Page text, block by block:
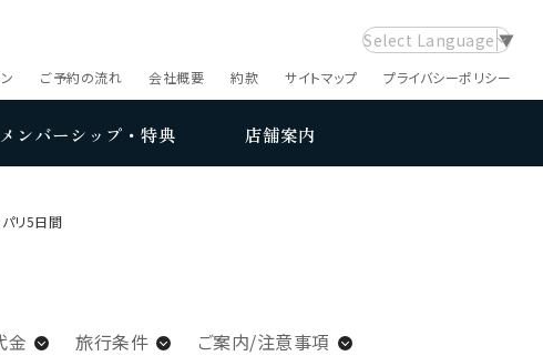
Select Language ▼
プライバシーポリシー
サイトマップ
約款
会社概要
ご予約の流れ
メンバーシップ・特典 店舗案内
リ5日間
金 旅行条件 ご案内/注意事項